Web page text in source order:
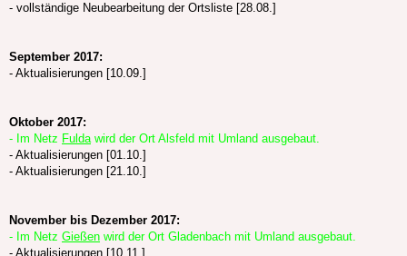
- vollständige Neubearbeitung der Ortsliste [28.08.]
September 2017:
- Aktualisierungen [10.09.]
Oktober 2017:
- Im Netz Fuldawird der Ort Alsfeld mit Umland ausgebaut.
- Aktualisierungen [01.10.]
- Aktualisierungen [21.10.]
November bis Dezember 2017:
- Im Netz Gießen wird der Ort Gladenbach mit Umland ausgebaut.
- Aktualisierungen [10.11.]